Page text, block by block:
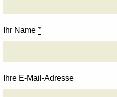
Ihr Name *
Ihre E-Mail-Adresse